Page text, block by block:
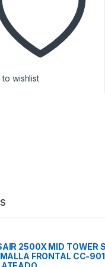
to wishlist
2500X MID TOWER
FRONTAL CC-